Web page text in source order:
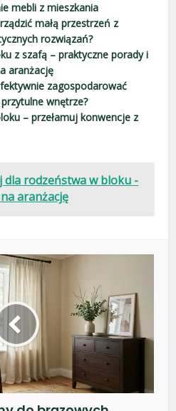
mebli z mieszkania
małą przestrzeń z
rozwiązań?
z szafą – praktyczne porady i
aranżację
zagospodarować
wnętrze?
– przełamuj konwencje z
dla rodzeństwa w bloku -
aranżację